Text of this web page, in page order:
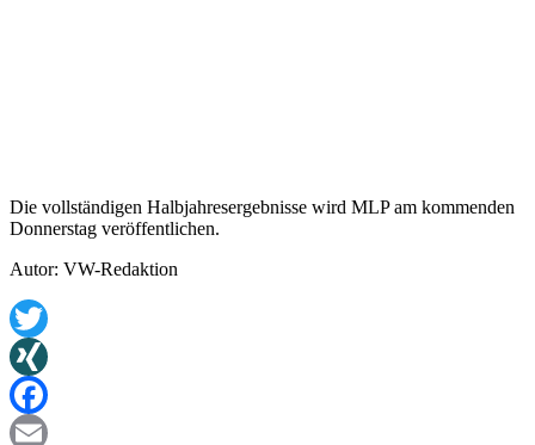
Die vollständigen Halbjahresergebnisse wird MLP am kommenden
Donnerstag veröffentlichen.
Autor: VW-Redaktion
Twitter
XING
Facebook